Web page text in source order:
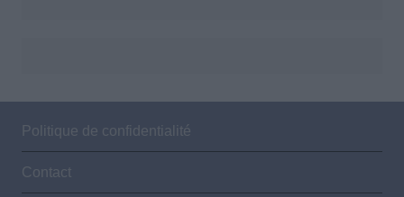
Politique de confidentialité
Contact